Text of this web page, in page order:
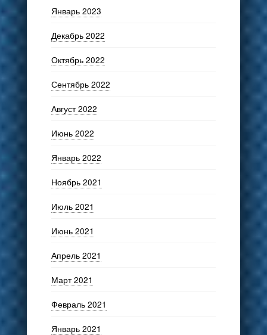
Январь 2023
Декабрь 2022
Октябрь 2022
Сентябрь 2022
Август 2022
Июнь 2022
Январь 2022
Ноябрь 2021
Июль 2021
Июнь 2021
Апрель 2021
Март 2021
Февраль 2021
Январь 2021